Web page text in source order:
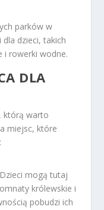
parków w
dzieci, takich
i rowerki wodne.
DLA
którą warto
miejsc, które
mogą tutaj
królewskie i
pobudzi ich